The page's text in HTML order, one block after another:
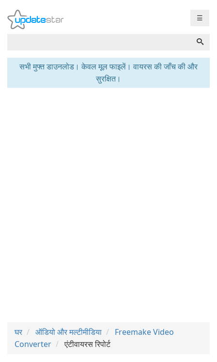
☰
सभी मुफ्त डाउनलोड। केवल मूल फाइलें। वायरस की जाँच की और
सुरक्षित।
घर ऑडियो और मल्टीमीडिया
Freemake Video
Converter
एंटीवायरस रिपोर्ट